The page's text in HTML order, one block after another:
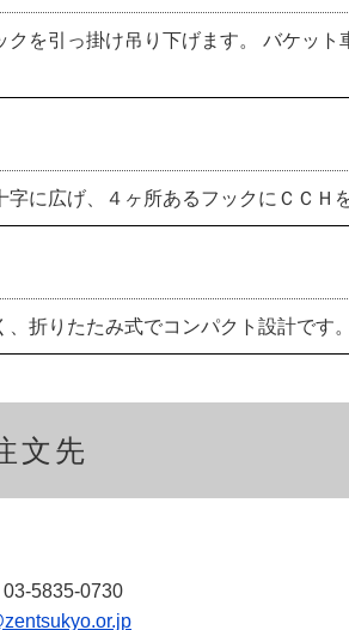
クを引っ掛け吊り下げます。 バケッ
に広げ、４ヶ所あるフックにＣＣＨ
折りたたみ式でコンパクト設計です。
文先
5835-0730